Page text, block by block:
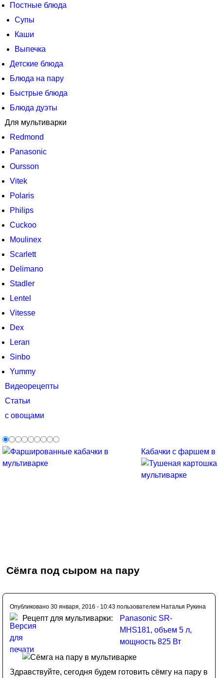
Постные блюда
Супы
Каши
Выпечка
Детские блюда
Блюда на пару
Быстрые блюда
Блюда дуэты
Для мультиварки
Redmond
Panasonic
Oursson
Vitek
Polaris
Philips
Cuckoo
Moulinex
Scarlett
Delimano
Stadler
Lentel
Vitesse
Dex
Leran
Sinbo
Yummy
Видеорецепты
Статьи
с овощами
Кабачки с фаршем в
Сёмга под сыром на пару
Опубликовано 30 января, 2016 - 10:43 пользователем Наталья Рукина
Рецепт для мультиварки:
Panasonic SR-
MHS181, объем 5 л,
мощность 825 Вт
Здравствуйте, сегодня будем готовить сёмгу на пару в